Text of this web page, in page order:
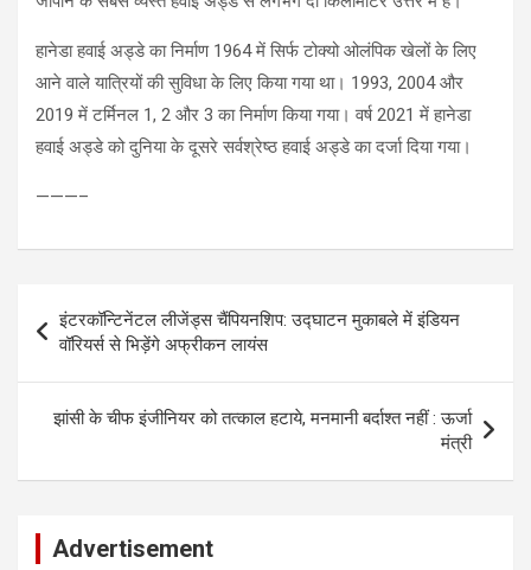
हानेडा हवाई अड्डे का निर्माण 1964 में सिर्फ टोक्यो ओलंपिक खेलों के लिए
आने वाले यात्रियों की सुविधा के लिए किया गया था। 1993, 2004 और
2019 में टर्मिनल 1, 2 और 3 का निर्माण किया गया। वर्ष 2021 में हानेडा
हवाई अड्डे को दुनिया के दूसरे सर्वश्रेष्ठ हवाई अड्डे का दर्जा दिया गया।
———–
navigation
इंटरकॉन्टिनेंटल लीजेंड्स चैंपियनशिप: उद्घाटन मुकाबले में इंडियन
वॉरियर्स से भिड़ेंगे अफ्रीकन लायंस
झांसी के चीफ इंजीनियर को तत्काल हटाये, मनमानी बर्दाश्त नहीं : ऊर्जा
मंत्री
Advertisement